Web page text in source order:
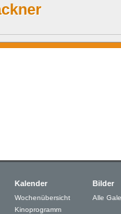
Kalender
Wochenübersicht
Kinoprogramm
Bilder
Alle